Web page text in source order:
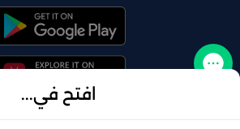
افتح في...
تواصل معنا